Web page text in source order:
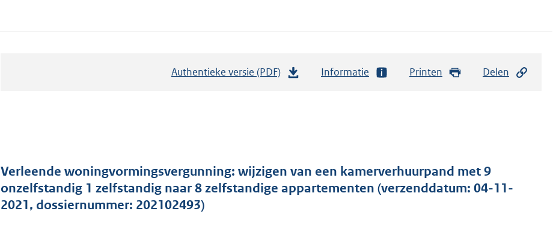
Authentieke versie (PDF)
d
s
Informatie Printen Delen
Verleende woningvormingsvergunning: wijzigen van een kamerverhuurpand met 9
onzelfstandig 1 zelfstandig naar 8 zelfstandige appartementen (verzenddatum: 04-11-
2021, dossiernummer: 202102493)